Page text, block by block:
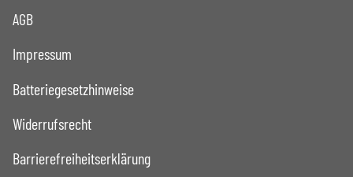
AGB
Impressum
Batteriegesetzhinweise
Widerrufsrecht
Barrierefreiheitserklärung